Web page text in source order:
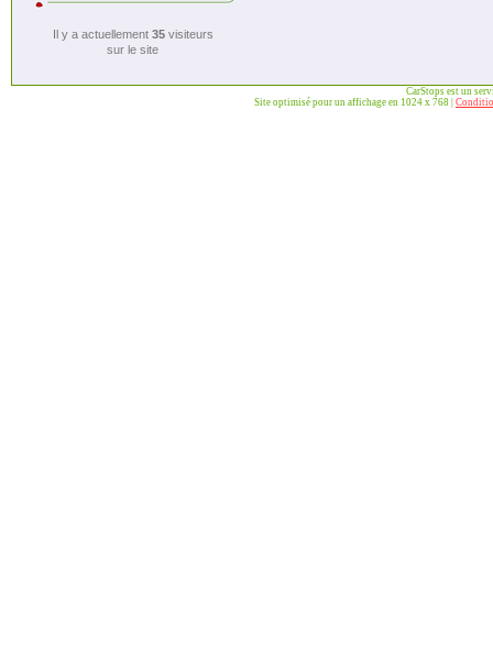
Il y a actuellement 35visiteurs
sur le site
CarStops est un
Site optimisé pour un affichage en 1024 x 768 |